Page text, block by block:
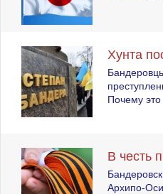
Хунта
Почему
В честь
Архипо-